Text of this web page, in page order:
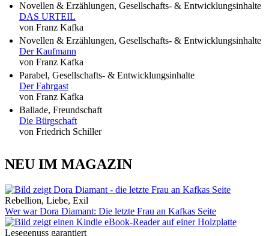
Novellen & Erzählungen, Gesellschafts- & Entwicklungsinhalte
DAS URTEIL
von Franz Kafka
Novellen & Erzählungen, Gesellschafts- & Entwicklungsinhalte
Der Kaufmann
von Franz Kafka
Parabel, Gesellschafts- & Entwicklungsinhalte
Der Fahrgast
von Franz Kafka
Ballade, Freundschaft
Die Bürgschaft
von Friedrich Schiller
NEU IM MAGAZIN
Rebellion, Liebe, Exil
Wer war Dora Diamant: Die letzte Frau an Kafkas Seite
Lesegenuss garantiert